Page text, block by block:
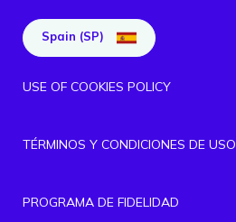
Spain (SP)
USE OF COOKIES POLICY
TÉRMINOS Y CONDICIONES DE USO
PROGRAMA DE FIDELIDAD